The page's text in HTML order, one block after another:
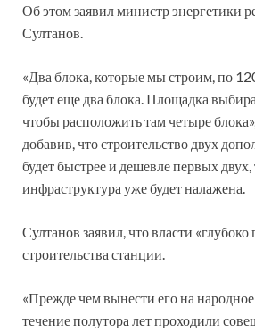
Об этом заявил министр энергетики
Султанов.
«Два блока, которые мы строим, по
будет еще два блока. Площадка
чтобы расположить там четыре
добавив, что строительство двух
будет быстрее и дешевле первых двух,
инфраструктура уже будет налажена.
Султанов заявил, что власти
строительства станции.
«Прежде чем вынести его на
течение полутора лет проходили